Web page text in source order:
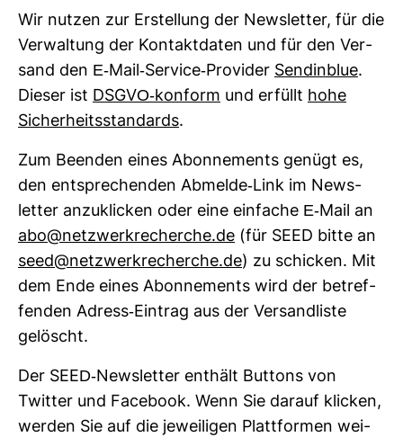
Wir nutzen zur Erstel­lung der News­letter, für die
Ver­wal­tung der Kon­takt­daten und für den Ver­
sand den E-​Mail-​Ser­vice-​Pro­vider Sen­din­blue.
Dieser ist DSGVO-​kon­form und erfüllt hohe
Sicher­heits­stan­dards.
Zum Beenden eines Abon­ne­ments genügt es,
den ent­spre­chenden Abmelde-​Link im News­
letter anzu­kli­cken oder eine ein­fache E-​Mail an
abo@netz­werk­re­cherche.de (für SEED bitte an
seed@netz­werk­re­cherche.de) zu schi­cken. Mit
dem Ende eines Abon­ne­ments wird der betref­
fenden Adress-​Ein­trag aus der Ver­sand­liste
gelöscht.
Der SEED-​News­letter ent­hält But­tons von
Twitter und Face­book. Wenn Sie darauf kli­cken,
werden Sie auf die jewei­ligen Platt­formen wei­